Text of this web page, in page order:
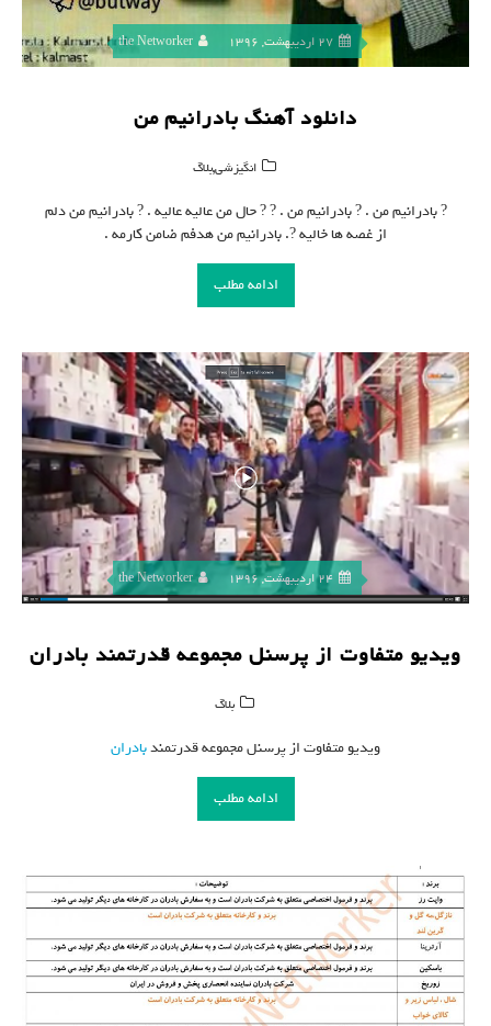
27 اردیبهشت, 1396 the Networker
دانلود آهنگ بادرانیم من
انگیزشی,بلاگ
? بادرانیم من . ? بادرانیم من . ? ? حال من عالیه عالیه . ? بادرانیم من دلم
از غصه ها خالیه ?. بادرانیم من هدفم ضامن کارمه .
ادامه مطلب
24 اردیبهشت, 1396 the Networker
ویدیو متفاوت از پرسنل مجموعه قدرتمند بادران
بلاگ
ویدیو متفاوت از پرسنل مجموعه قدرتمندبادران
ادامه مطلب